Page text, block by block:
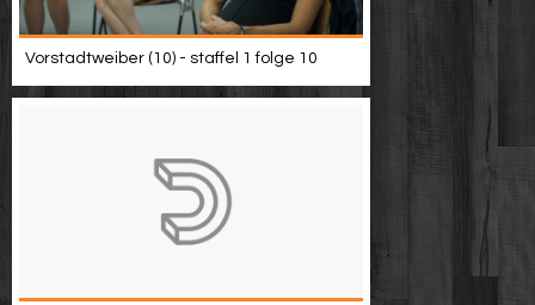
Vorstadtweiber (10) - staffel 1 folge 10